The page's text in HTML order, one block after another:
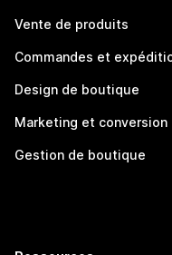
Vente de produits
Commandes et
Design de boutique
Marketing et conversion
Gestion de boutique